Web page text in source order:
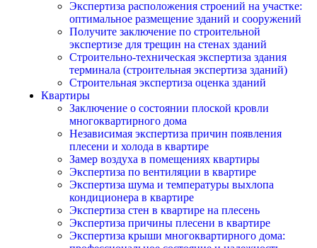
Экспертиза расположения строений на участке:
оптимальное размещение зданий и сооружений
Получите заключение по строительной
экспертизе для трещин на стенах зданий
Строительно-техническая экспертиза здания
терминала (строительная экспертиза зданий)
Строительная экспертиза оценка зданий
Квартиры
Заключение о состоянии плоской кровли
многоквартирного дома
Независимая экспертиза причин появления
плесени и холода в квартире
Замер воздуха в помещениях квартиры
Экспертиза по вентиляции в квартире
Экспертиза шума и температуры выхлопа
кондиционера в квартире
Экспертиза стен в квартире на плесень
Экспертиза причины плесени в квартире
Экспертиза крыши многоквартирного дома: